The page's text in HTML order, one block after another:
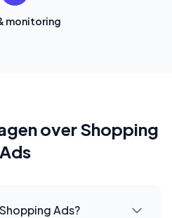
monitoring
over Shopping
Ads
Ads?